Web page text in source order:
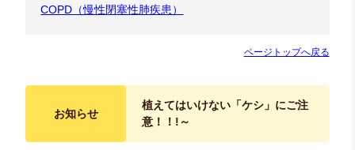
COPD（慢性閉塞性肺疾患）
ページトップへ戻る
お知らせ
植えてはいけない「ケシ」にご注
意！！!～